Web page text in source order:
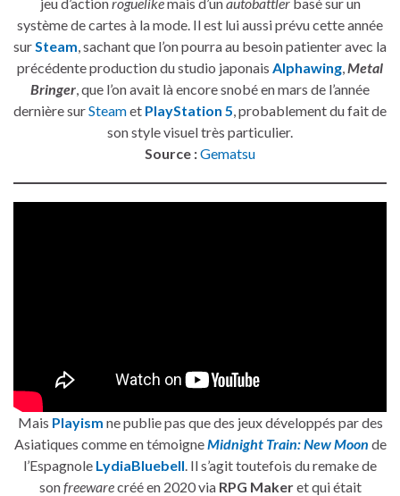
système de cartes à la mode. Il est lui aussi prévu cette année
sur Steam , sachant que l’on pourra au besoin patienter avec la
précédente production du studio japonais Alphawing Metal
Bringer , que l’on avait là encore snobé en mars de l’année
dernière surSteamet PlayStation 5 , probablement du fait de
son style visuel très particulier.
Source :Gematsu
Mais Playism ne publie pas que des jeux développés par des
Asiatiques comme en témoigneMidnight Train: New Moon de
l’Espagnole LydiaBluebell . Il s’agit toutefois du remake de
sonfreewarecréé en 2020 via RPG Makeret qui était